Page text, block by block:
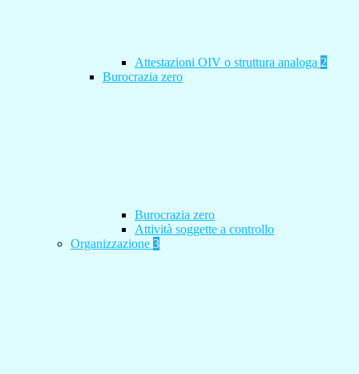
Attestazioni OIV o struttura analoga 2
Burocrazia zero
Burocrazia zero
Attività soggette a controllo
Organizzazione 3